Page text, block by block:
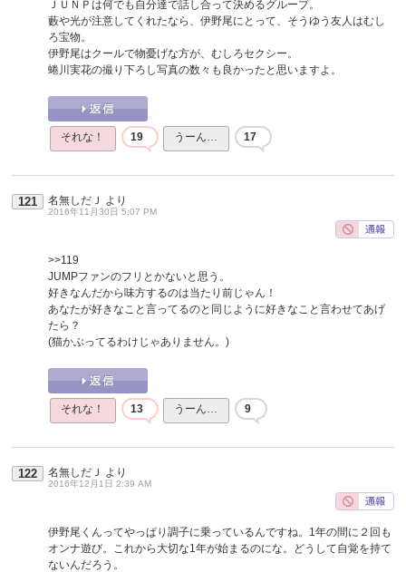
ＪＵＮＰは何でも自分達で話し合って決めるグループ。
藪や光が注意してくれたなら、伊野尾にとって、そうゆう友人はむし
ろ宝物。
伊野尾はクールで物憂げな方が、むしろセクシー。
蜷川実花の撮り下ろし写真の数々も良かったと思いますよ。
それな！ 19 うーん… 17
121 名無しだＪ より
2016年11月30日 5:07 PM
>>119
JUMPファンのフリとかないと思う。
好きなんだから味方するのは当たり前じゃん！
あなたが好きなこと言ってるのと同じように好きなこと言わせてあげ
たら？
(猫かぶってるわけじゃありません。)
それな！ 13 うーん… 9
122 名無しだＪ より
2016年12月1日 2:39 AM
伊野尾くんってやっぱり調子に乗っているんですね。1年の間に２回も
オンナ遊び。これから大切な1年が始まるのにな。どうして自覚を持て
ないんだろう。